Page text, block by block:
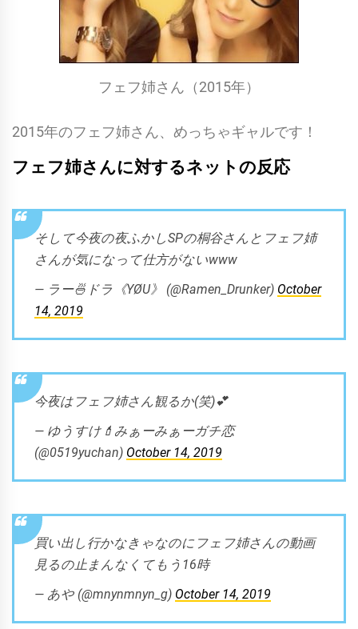
フェフ姉さん（2015年）
2015年のフェフ姉さん、めっちゃギャルです！
フェフ姉さんに対するネットの反応
そして今夜の夜ふかしSPの桐谷さんとフェフ姉
さんが気になって仕方がないwww
— ラー🍜ドラ《YØU》 (@Ramen_Drunker) October
14, 2019
今夜はフェフ姉さん観るか(笑)💕
— ゆうすけ💄みぁーみぁーガチ恋
(@0519yuchan) October 14, 2019
買い出し行かなきゃなのにフェフ姉さんの動画
見るの止まんなくてもう16時
— あや (@mnynmnyn_g) October 14, 2019